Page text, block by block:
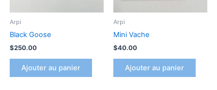
Arpi
Black Goose
$250.00
Ajouter au panier
Arpi
Mini Vache
$40.00
Ajouter au panier